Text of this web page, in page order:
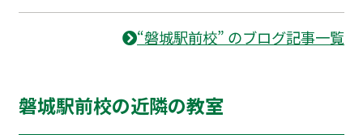
“磐城駅前校” のブログ記事一覧
磐城駅前校の近隣の教室